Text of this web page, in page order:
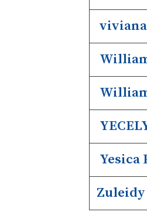
Yesica
Zuleidy